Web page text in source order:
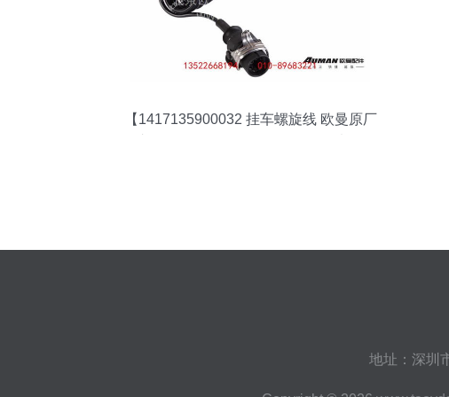
【1417135900032 挂车螺旋线 欧曼原厂
地址：深圳